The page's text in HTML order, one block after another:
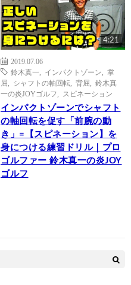
4:21
2019.07.06
鈴木真一
インパクトゾーン
掌
屈
シャフトの軸回転 背屈
鈴木真
一の炎JOYゴルフ
スピネーション
インパクトゾーンでシャフト
の軸回転を促す「前腕の動
き」=【スピネーション】を
身につける練習ドリル｜プロ
ゴルファー 鈴木真一の炎JOY
ゴルフ